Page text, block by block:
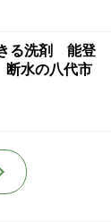
る洗剤 能登
水の八代市